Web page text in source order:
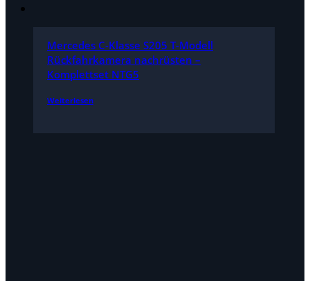
Mercedes C-Klasse S205 T-Modell
Rückfahrkamera nachrüsten –
Komplettset NTG5
Weiterlesen